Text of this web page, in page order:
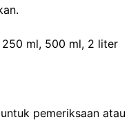
250 ml, 500 ml, 2 liter
pemeriksaan atau